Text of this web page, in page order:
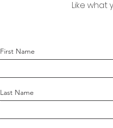
Like what
First Name
Last Name